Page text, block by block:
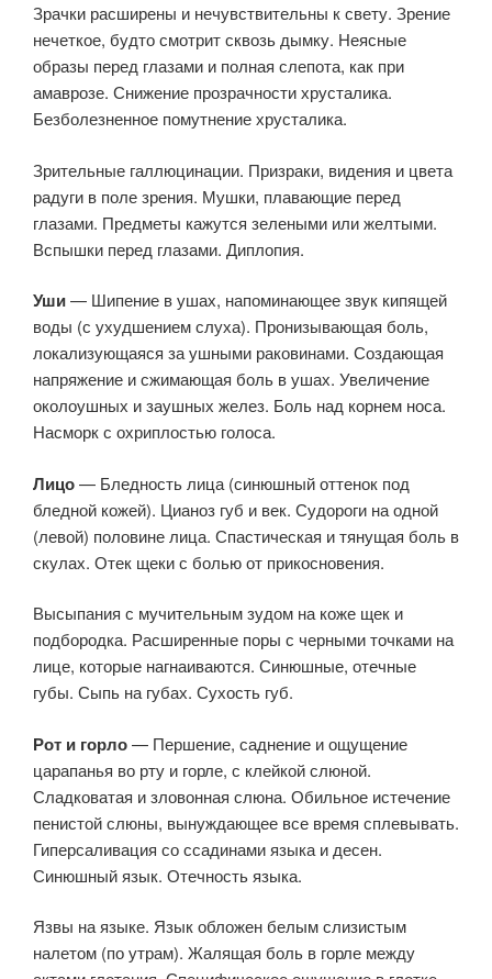
Зрачки расширены и нечувствительны к свету. Зрение
нечеткое, будто смотрит сквозь дымку. Неясные
образы перед глазами и полная слепота, как при
амаврозе. Снижение прозрачности хрусталика.
Безболезненное помутнение хрусталика.
Зрительные галлюцинации. Призраки, видения и цвета
радуги в поле зрения. Мушки, плавающие перед
глазами. Предметы кажутся зелеными или желтыми.
Вспышки перед глазами. Диплопия.
Уши— Шипение в ушах, напоминающее звук кипящей
воды (с ухудшением слуха). Пронизывающая боль,
локализующаяся за ушными раковинами. Создающая
напряжение и сжимающая боль в ушах. Увеличение
околоушных и заушных желез. Боль над корнем носа.
Насморк с охриплостью голоса.
Лицо— Бледность лица (синюшный оттенок под
бледной кожей). Цианоз губ и век. Судороги на одной
(левой) половине лица. Спастическая и тянущая боль в
скулах. Отек щеки с болью от прикосновения.
Высыпания с мучительным зудом на коже щек и
подбородка. Расширенные поры с черными точками на
лице, которые нагнаиваются. Синюшные, отечные
губы. Сыпь на губах. Сухость губ.
Рот и горло— Першение, саднение и ощущение
царапанья во рту и горле, с клейкой слюной.
Сладковатая и зловонная слюна. Обильное истечение
пенистой слюны, вынуждающее все время сплевывать.
Гиперсаливация со ссадинами языка и десен.
Синюшный язык. Отечность языка.
Язвы на языке. Язык обложен белым слизистым
налетом (по утрам). Жалящая боль в горле между